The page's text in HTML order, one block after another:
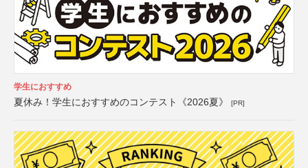
学生におすすめ
夏休み！学生におすすめのコンテスト《2026夏》 [PR]